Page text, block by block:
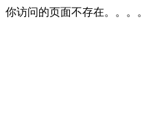
你访问的页面不存在。。。。